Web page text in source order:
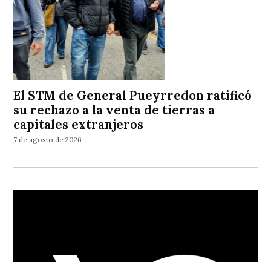
El STM de General Pueyrredon ratificó
su rechazo a la venta de tierras a
capitales extranjeros
7 de agosto de 2026